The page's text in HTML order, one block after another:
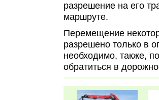
разрешение на его
маршруте.
Перемещение
разрешено только в
необходимо, также,
обратиться в